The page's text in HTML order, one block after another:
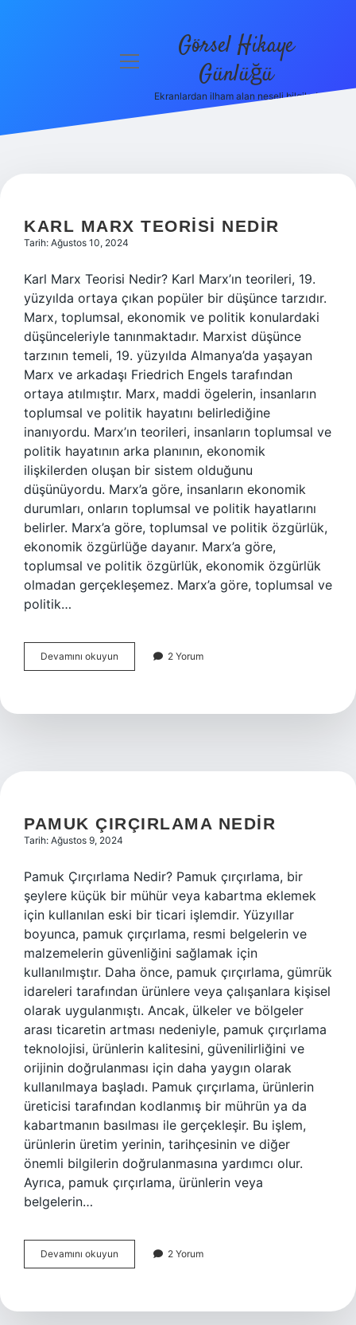
Hakkımızda
menüyü
Görsel Hikaye
Günlüğü
Ekranlardan ilham alan neşeli bilgiler!
HIKAYE
GÜNLÜĞÜ
YAZILAR
KARL MARX TEORISI NEDIR
Tarih: Ağustos 10, 2024
Karl Marx Teorisi Nedir? Karl Marx’ın teorileri, 19.
yüzyılda ortaya çıkan popüler bir düşünce tarzıdır.
Marx, toplumsal, ekonomik ve politik konulardaki
düşünceleriyle tanınmaktadır. Marxist düşünce
tarzının temeli, 19. yüzyılda Almanya’da yaşayan
Marx ve arkadaşı Friedrich Engels tarafından
ortaya atılmıştır. Marx, maddi ögelerin, insanların
toplumsal ve politik hayatını belirlediğine
inanıyordu. Marx’ın teorileri, insanların toplumsal ve
politik hayatının arka planının, ekonomik
ilişkilerden oluşan bir sistem olduğunu
düşünüyordu. Marx’a göre, insanların ekonomik
durumları, onların toplumsal ve politik hayatlarını
belirler. Marx’a göre, toplumsal ve politik özgürlük,
ekonomik özgürlüğe dayanır. Marx’a göre,
toplumsal ve politik özgürlük, ekonomik özgürlük
olmadan gerçekleşemez. Marx’a göre, toplumsal ve
politik…
Devamını okuyun
Marx
2 Yorum
PAMUK ÇIRÇIRLAMA NEDIR
Tarih: Ağustos 9, 2024
Pamuk Çırçırlama Nedir? Pamuk çırçırlama, bir
şeylere küçük bir mühür veya kabartma eklemek
için kullanılan eski bir ticari işlemdir. Yüzyıllar
boyunca, pamuk çırçırlama, resmi belgelerin ve
malzemelerin güvenliğini sağlamak için
kullanılmıştır. Daha önce, pamuk çırçırlama, gümrük
idareleri tarafından ürünlere veya çalışanlara kişisel
olarak uygulanmıştı. Ancak, ülkeler ve bölgeler
arası ticaretin artması nedeniyle, pamuk çırçırlama
teknolojisi, ürünlerin kalitesini, güvenilirliğini ve
orijinin doğrulanması için daha yaygın olarak
kullanılmaya başladı. Pamuk çırçırlama, ürünlerin
üreticisi tarafından kodlanmış bir mührün ya da
kabartmanın basılması ile gerçekleşir. Bu işlem,
ürünlerin üretim yerinin, tarihçesinin ve diğer
önemli bilgilerin doğrulanmasına yardımcı olur.
Ayrıca, pamuk çırçırlama, ürünlerin veya
belgelerin…
Devamını okuyun
çırçırlama
2 Yorum